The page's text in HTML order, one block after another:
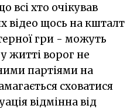
всі хто очікував
відео щось на кшталт
гри - можуть
житті ворог не
партіями на
сховатися
відмінна від